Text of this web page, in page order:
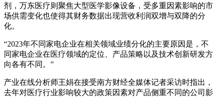
剂，万东医疗则聚焦大型医学影像设备，受多重因素影响的市
场供需变化也使得其财务数据出现营收利润双增与双降的分
化。
“2023年不同家电企业在相关领域业绩分化的主要原因是，不
同家电企业在医疗领域的定位、产品策略以及技术创新研发方
向各有不同。”
产业在线分析师王娟在接受南方财经全媒体记者采访时指出，
去年对医疗行业影响较大的政策因素对产品侧重不同的公司影